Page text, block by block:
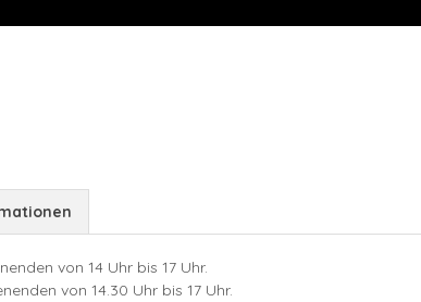
von 14 Uhr bis 17 Uhr.
von 14.30 Uhr bis 17 Uhr.